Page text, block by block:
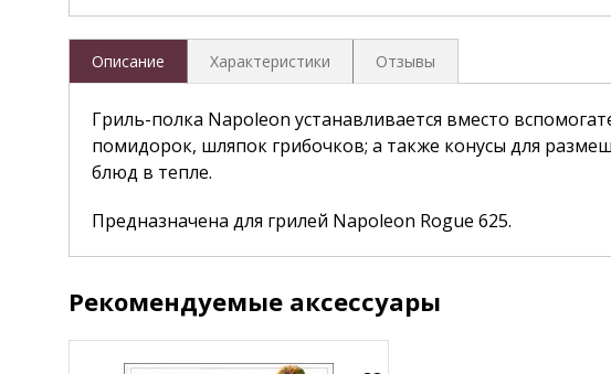
Описание Характеристики Отзывы
Гриль-полка Napoleon устанавливается вместо
помидорок, шляпок грибочков; а также конусы для
блюд в тепле.
Предназначена для грилей Napoleon Rogue 625.
Рекомендуемые аксессуары